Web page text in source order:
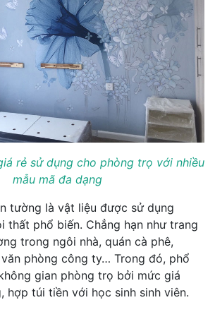
rẻ sử dụng cho phòng trọ với nhiều
mẫu mã đa dạng
tường là vật liệu được sử dụng
thất phổ biến. Chẳng hạn như trang
trong ngôi nhà, quán cà phê,
phòng công ty… Trong đó, phổ
gian phòng trọ bởi mức giá
hợp túi tiền với học sinh sinh viên.